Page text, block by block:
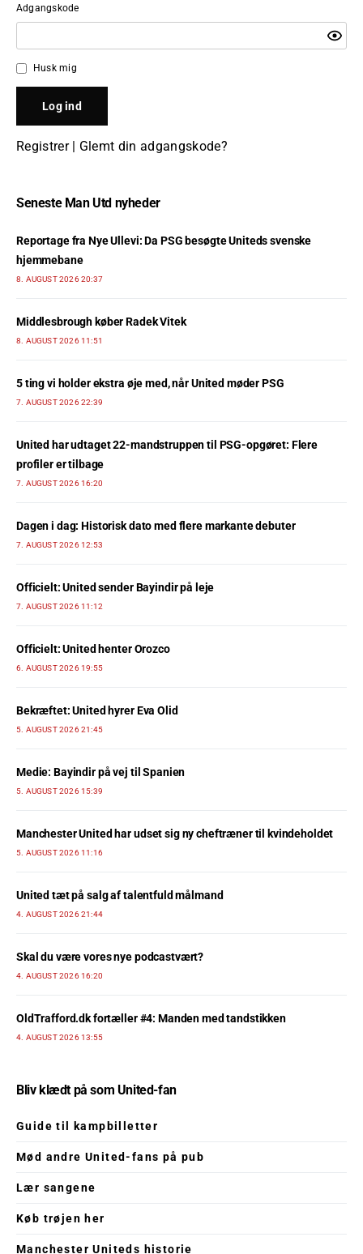
Adgangskode
Husk mig
Registrer| Glemt din adgangskode?
Seneste Man Utd nyheder
Reportage fra Nye Ullevi: Da PSG besøgte Uniteds svenske
hjemmebane
8. AUGUST 2026 20:37
Middlesbrough køber Radek Vitek
8. AUGUST 2026 11:51
5 ting vi holder ekstra øje med, når United møder PSG
7. AUGUST 2026 22:39
United har udtaget 22-mandstruppen til PSG-opgøret: Flere
profiler er tilbage
7. AUGUST 2026 16:20
Dagen i dag: Historisk dato med flere markante debuter
7. AUGUST 2026 12:53
Officielt: United sender Bayindir på leje
7. AUGUST 2026 11:12
Officielt: United henter Orozco
6. AUGUST 2026 19:55
Bekræftet: United hyrer Eva Olid
5. AUGUST 2026 21:45
Medie: Bayindir på vej til Spanien
5. AUGUST 2026 15:39
Manchester United har udset sig ny cheftræner til kvindeholdet
5. AUGUST 2026 11:16
United tæt på salg af talentfuld målmand
4. AUGUST 2026 21:44
Skal du være vores nye podcastvært?
4. AUGUST 2026 16:20
OldTrafford.dk fortæller #4: Manden med tandstikken
4. AUGUST 2026 13:55
Bliv klædt på som United-fan
Guide til kampbilletter
Mød andre United-fans på pub
Lær sangene
Køb trøjen her
Manchester Uniteds historie